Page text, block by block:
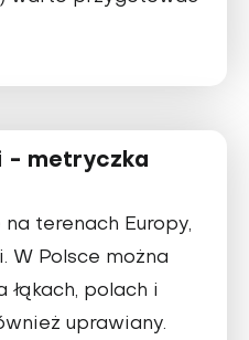
- metryczka
na terenach Europy,
W Polsce można
łąkach, polach i
uprawiany.